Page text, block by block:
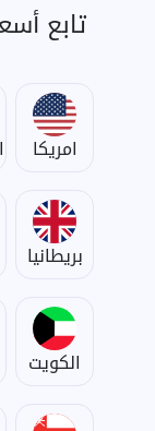
تابع
امريكا
بريطانيا
الكويت